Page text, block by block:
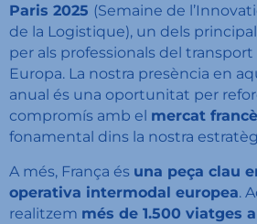
Paris 2025 (Semaine de
de la Logistique), un dels
per als professionals del transport
Europa. La nostra presència en
anual és una oportunitat per
compromís amb el mercat
fonamental dins la nostra
A més, França és una peça clau
operativa intermodal europea.
realitzem més de 1.500 viatges